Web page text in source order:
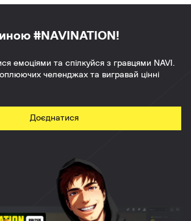
#NAVINATION!
емоціями та спілкуйся з гравцями NAVI.
челенджах та вигравай цінні
Доєднатися